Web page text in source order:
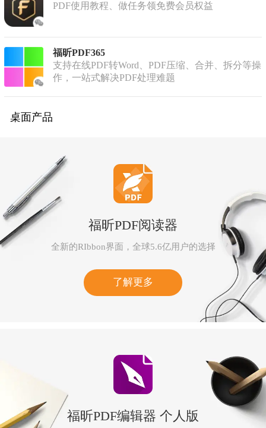
PDF使用教程、做任务领免费会员权益
福昕PDF365
支持在线PDF转Word、PDF压缩、合并、拆分等操
作，一站式解决PDF处理难题
桌面产品
福昕PDF阅读器
全新的RIbbon界面，全球5.6亿用户的选择
了解更多
福昕PDF编辑器 个人版